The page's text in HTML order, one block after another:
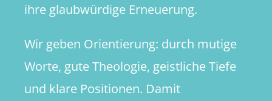
ihre glaubwürdige Erneuerung.
Wir geben Orientierung: durch mutige
Worte, gute Theologie, geistliche Tiefe
und klare Positionen. Damit